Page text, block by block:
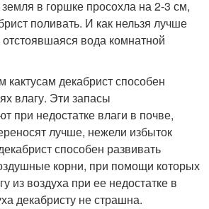
в горшке просохла на 2-3 см,
поливать. И как нельзя лучше
отстоявшаяся вода комнатной
декабрист способен
влагу. Эти запасы
при недостатке влаги в почве,
лучше, нежели избыток
способен развивать
корни, при помощи которых
из воздуха при ее недостатке в
декабристу не страшна.